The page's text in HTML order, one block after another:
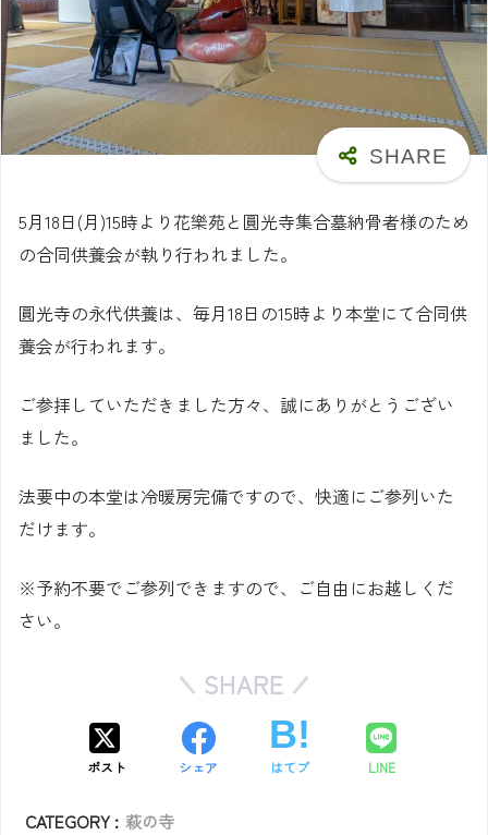
5月18日(月)15時より花樂苑と圓光寺集合墓納骨者様のため
の合同供養会が執り行われました。
圓光寺の永代供養は、毎月18日の15時より本堂にて合同供
養会が行われます。
ご参拝していただきました方々、誠にありがとうござい
ました。
法要中の本堂は冷暖房完備ですので、快適にご参列いた
だけます。
※予約不要でご参列できますので、ご自由にお越しくだ
さい。
SHARE
ポスト シェア はてブ LINE
CATEGORY : 萩の寺